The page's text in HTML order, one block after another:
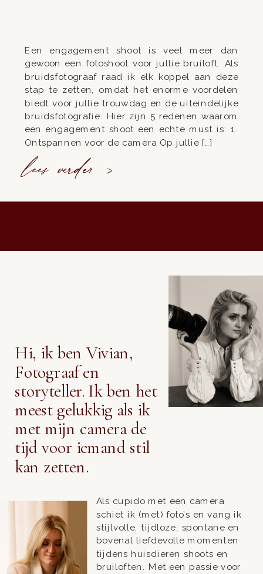
Een engagement shoot is veel meer dan
gewoon een fotoshoot voor jullie bruiloft. Als
bruidsfotograaf raad ik elk koppel aan deze
stap te zetten, omdat het enorme voordelen
biedt voor jullie trouwdag en de uiteindelijke
bruidsfotografie. Hier zijn 5 redenen waarom
een engagement shoot een echte must is: 1.
Ontspannen voor de camera Op jullie […]
lees verder >
Als cupido met een camera
schiet ik (met) foto’s en vang ik
stijlvolle, tijdloze, spontane en
bovenal liefdevolle momenten
tijdens huisdieren shoots en
bruiloften. Met een passie voor
Hi, ik ben Vivian,
Fotograaf en
storyteller. Ik ben het
meest gelukkig als ik
met mijn camera de
tijd voor iemand stil
kan zetten.